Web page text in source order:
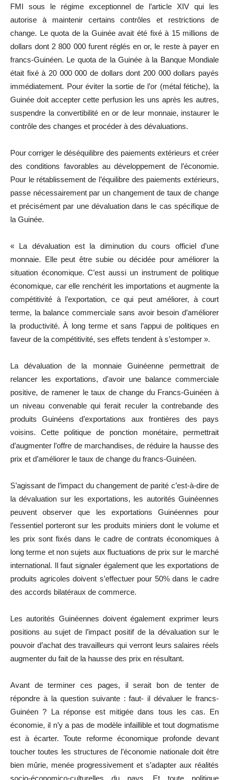
FMI sous le régime exceptionnel de l’article XIV qui les
autorise à maintenir certains contrôles et restrictions de
change. Le quota de la Guinée avait été fixé à 15 millions de
dollars dont 2 800 000 furent réglés en or, le reste à payer en
francs-Guinéen. Le quota de la Guinée à la Banque Mondiale
était fixé à 20 000 000 de dollars dont 200 000 dollars payés
immédiatement. Pour éviter la sortie de l’or (métal fétiche), la
Guinée doit accepter cette perfusion les uns après les autres,
suspendre la convertibilité en or de leur monnaie, instaurer le
contrôle des changes et procéder à des dévaluations.
Pour corriger le déséquilibre des paiements extérieurs et créer
des conditions favorables au développement de l’économie.
Pour le rétablissement de l’équilibre des paiements extérieurs,
passe nécessairement par un changement de taux de change
et précisément par une dévaluation dans le cas spécifique de
la Guinée.
« La dévaluation est la diminution du cours officiel d’une
monnaie. Elle peut être subie ou décidée pour améliorer la
situation économique. C’est aussi un instrument de politique
économique, car elle renchérit les importations et augmente la
compétitivité à l’exportation, ce qui peut améliorer, à court
terme, la balance commerciale sans avoir besoin d’améliorer
la productivité. À long terme et sans l’appui de politiques en
faveur de la compétitivité, ses effets tendent à s’estomper ».
La dévaluation de la monnaie Guinéenne permettrait de
relancer les exportations, d’avoir une balance commerciale
positive, de ramener le taux de change du Francs-Guinéen à
un niveau convenable qui ferait reculer la contrebande des
produits Guinéens d’exportations aux frontières des pays
voisins. Cette politique de ponction monétaire, permettrait
d’augmenter l’offre de marchandises, de réduire la hausse des
prix et d’améliorer le taux de change du francs-Guinéen.
S’agissant de l’impact du changement de parité c’est-à-dire de
la dévaluation sur les exportations, les autorités Guinéennes
peuvent observer que les exportations Guinéennes pour
l’essentiel porteront sur les produits miniers dont le volume et
les prix sont fixés dans le cadre de contrats économiques à
long terme et non sujets aux fluctuations de prix sur le marché
international. Il faut signaler également que les exportations de
produits agricoles doivent s’effectuer pour 50% dans le cadre
des accords bilatéraux de commerce.
Les autorités Guinéennes doivent également exprimer leurs
positions au sujet de l’impact positif de la dévaluation sur le
pouvoir d’achat des travailleurs qui verront leurs salaires réels
augmenter du fait de la hausse des prix en résultant.
Avant de terminer ces pages, il serait bon de tenter de
répondre à la question suivante : faut- il dévaluer le francs-
Guinéen ? La réponse est mitigée dans tous les cas. En
économie, il n’y a pas de modèle infaillible et tout dogmatisme
est à écarter. Toute reforme économique profonde devant
toucher toutes les structures de l’économie nationale doit être
bien mûrie, menée progressivement et s’adapter aux réalités
socio-économico-culturelles du pays. Et toute politique